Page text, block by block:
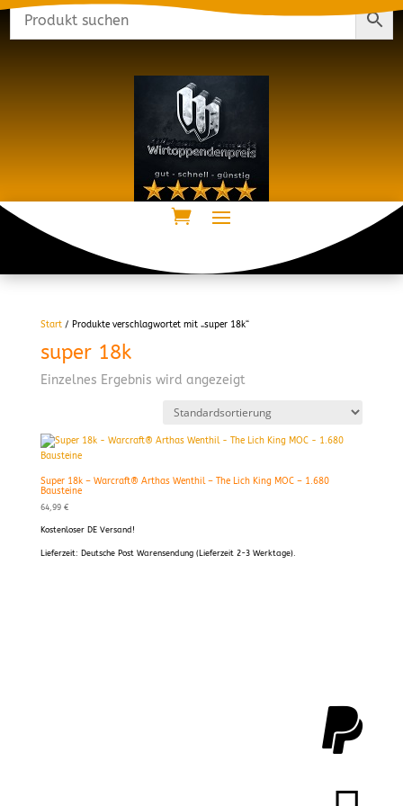
Start/ Produkte verschlagwortet mit „super 18k“
super 18k
Einzelnes Ergebnis wird angezeigt
Super 18k – Warcraft® Arthas Wenthil – The Lich King MOC – 1.680
Bausteine
64,99 €
Kostenloser DE Versand!
Lieferzeit: Deutsche Post Warensendung (Lieferzeit 2-3 Werktage).
